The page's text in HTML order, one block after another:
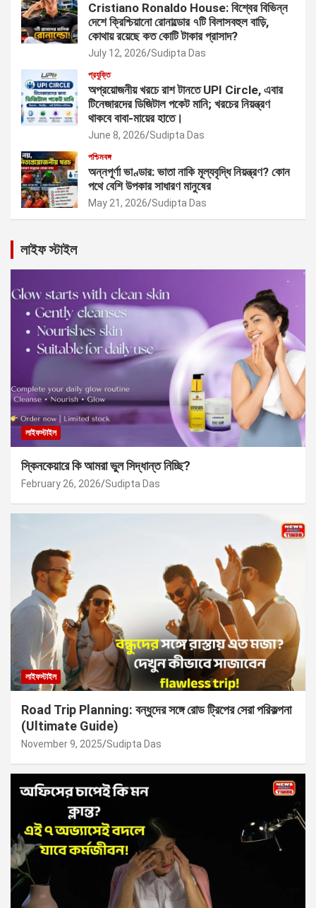
Cristiano Ronaldo House: বিশ্বের বিভিন্ন
দেশে ক্রিশ্চিয়ানো রোনাল্ডোর ৭টি বিলাসবহুল বাড়ি,
কোথায় রয়েছে কত কোটি টাকার প্রাসাদ?
July 12, 2026 Sudipta Das
প্রযুক্তি
অপ্রয়োজনীয় খরচে রাশ টানতে UPI Circle, এবার
টিনেজারদের ডিজিটাল পকেট মানি; খরচের নিয়ন্ত্রণ
থাকবে বাবা-মায়ের হাতে।
June 8, 2026 Sudipta Das
পশ্চিমবঙ্গ
অন্নপূর্ণা ভাণ্ডার: ভাতা নাকি মূল্যবৃদ্ধি নিয়ন্ত্রণ? কোন
পথে বেশি উপকার সাধারণ মানুষের
May 21, 2026 Sudipta Das
লাইফ স্টাইল
লাইফস্টাইল
স্কিনকেয়ারে কি আমরা ভুল সিদ্ধান্ত নিচ্ছি?
February 26, 2026 Sudipta Das
লাইফস্টাইল
Road Trip Planning: বন্ধুদের সঙ্গে রোড ট্রিপের সেরা পরিকল্পনা
(Ultimate Guide)
November 9, 2025 Sudipta Das